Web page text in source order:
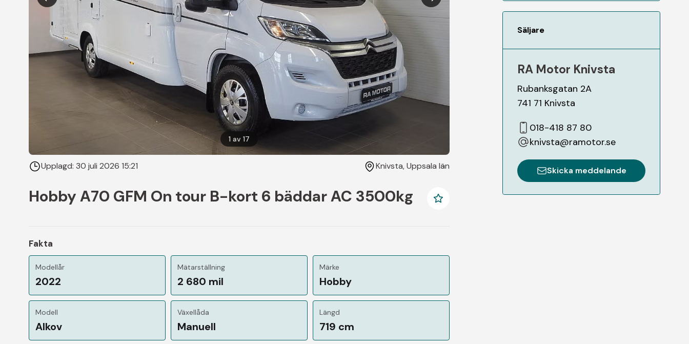
1 av17
Upplagd: 30 juli 2026 15:21 Knivsta, Uppsala län
Hobby A70 GFM On tour B-kort 6 bäddar AC 3500kg
Fakta
Modellår
2022
Mätarställning
2 680 mil
Märke
Hobby
Modell
Alkov
Växellåda
Manuell
Längd
719 cm
Säljare
RA Motor Knivsta
Rubanksgatan 2A
741 71 Knivsta
018-418 87 80
knivsta@ramotor.se
Skicka meddelande